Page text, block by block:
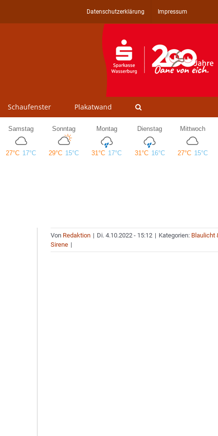
Datenschutzerklärung Impressum
Schaufenster Plakatwand
Von Redaktion | Di. 4.10.2022 - 15:12 | Kategorien: Blaulicht
Sirene |